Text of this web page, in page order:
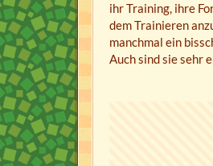
ihr Training, ihre
dem Trainieren
manchmal ein
Auch sind sie sehr